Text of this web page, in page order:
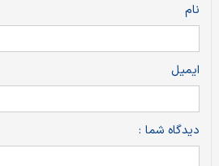
نام
ایمیل
دیدگاه شما :